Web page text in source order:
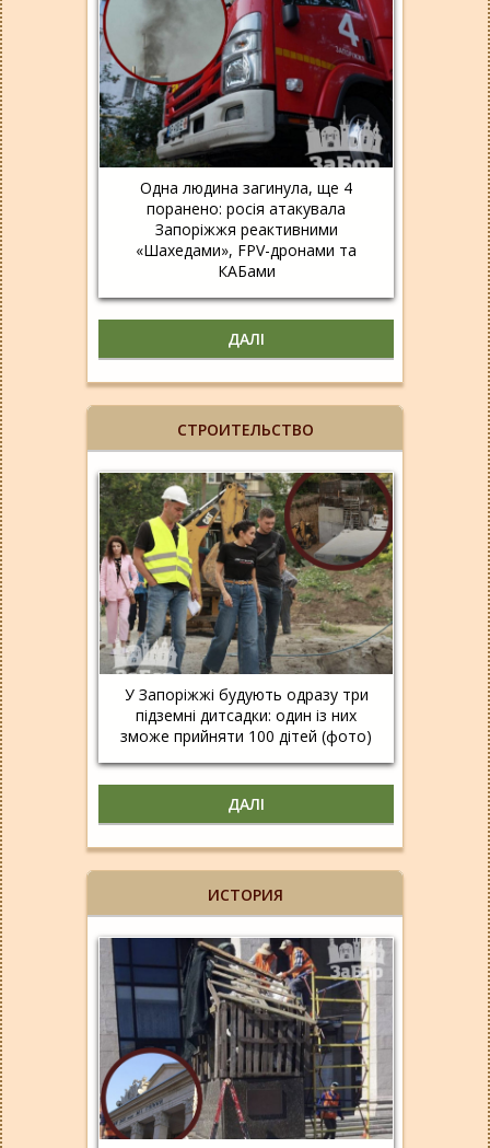
Одна людина загинула, ще 4
поранено: росія атакувала
Запоріжжя реактивними
«Шахедами», FPV-дронами та
КАБами
ДАЛІ
СТРОИТЕЛЬСТВО
У Запоріжжі будують одразу три
підземні дитсадки: один із них
зможе прийняти 100 дітей (фото)
ДАЛІ
ИСТОРИЯ